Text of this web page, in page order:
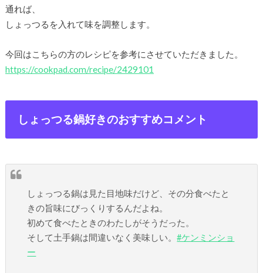
通れば、
しょっつるを入れて味を調整します。
今回はこちらの方のレシピを参考にさせていただきました。
https://cookpad.com/recipe/2429101
しょっつる鍋好きのおすすめコメント
しょっつる鍋は見た目地味だけど、その分食べたと
きの旨味にびっくりするんだよね。
初めて食べたときのわたしがそうだった。
そして土手鍋は間違いなく美味しい。#ケンミンショ
ー